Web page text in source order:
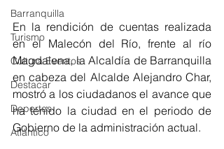
Barranquilla
Turismo
Cultura Eventos
Destacar
Deportes
Atlántico
En la rendición de cuentas realizada
en el Malecón del Río, frente al río
Magdalena, la Alcaldía de Barranquilla
en cabeza del Alcalde Alejandro Char,
mostró a los ciudadanos el avance que
ha tenido la ciudad en el periodo de
Gobierno de la administración actual.